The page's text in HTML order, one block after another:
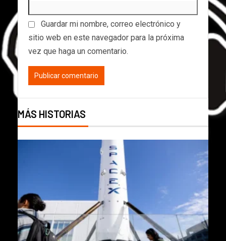
Guardar mi nombre, correo electrónico y
sitio web en este navegador para la próxima
vez que haga un comentario.
MÁS HISTORIAS